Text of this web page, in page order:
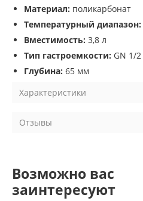
Материал: поликарбонат
Температурный диапазон:
Вместимость: 3,8 л
Тип гастроемкости: GN 1/2
Глубина: 65 мм
Характеристики
Отзывы
Возможно вас
заинтересуют